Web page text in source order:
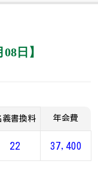
日】
義書換料 年会費
22 37,400